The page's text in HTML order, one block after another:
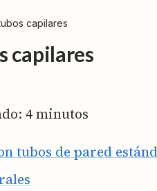
capilares
capilares
4minutos
tubos de pared